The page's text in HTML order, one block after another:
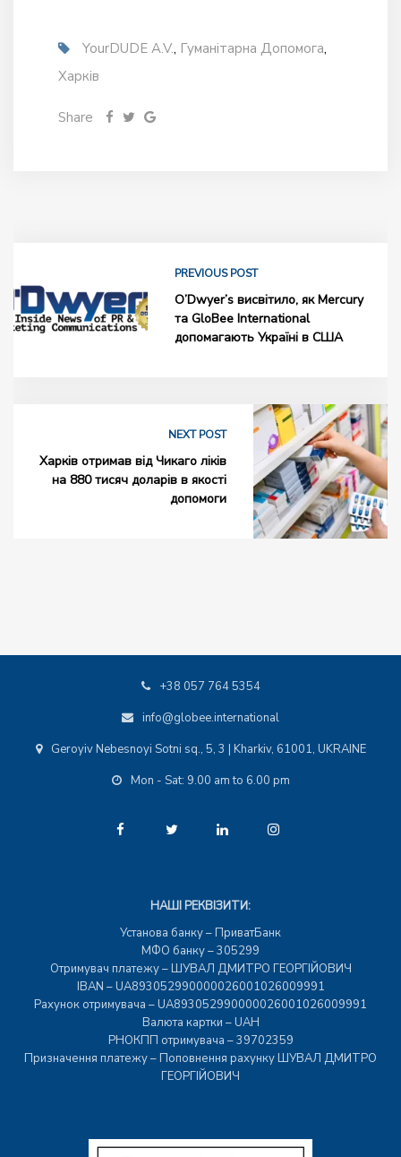
YourDUDE A.v., Гуманітарна Допомога,
Харків
Share
PREVIOUS POST
O’Dwyer’s висвітило, як Mercury
та GloBee International
допомагають Україні в США
NEXT POST
Харків отримав від Чикаго ліків
на 880 тисяч доларів в якості
допомоги
+38 057 764 5354
info@globee.international
Geroyiv Nebesnoyi Sotni sq., 5, 3 | Kharkiv, 61001, UKRAINE
Mon - Sat: 9.00 am to 6.00 pm
НАШІ РЕКВІЗИТИ:
Установа банку – ПриватБанк
МФО банку – 305299
Отримувач платежу – ШУВАЛ ДМИТРО ГЕОРГІЙОВИЧ
IBAN – UA893052990000026001026009991
Рахунок отримувача – UA893052990000026001026009991
Валюта картки – UAH
РНОКПП отримувача – 39702359
Призначення платежу – Поповнення рахунку ШУВАЛ ДМИТРО
ГЕОРГІЙОВИЧ